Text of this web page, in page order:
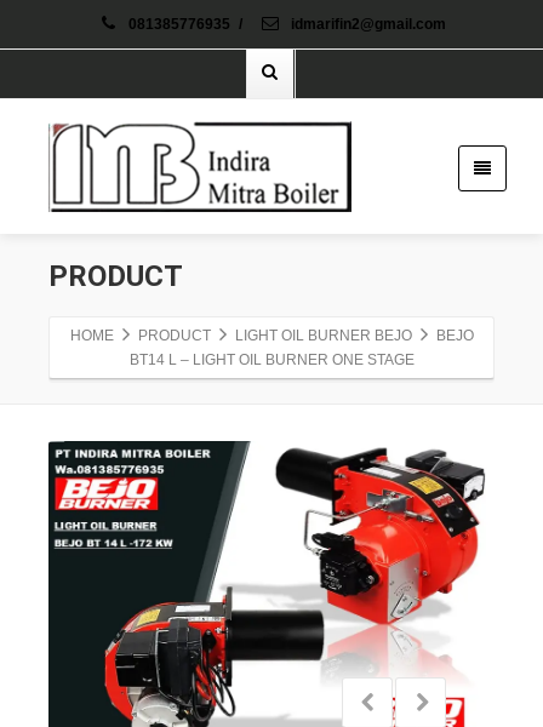
081385776935 / idmarifin2@gmail.com
PRODUCT
HOME PRODUCT LIGHT OIL BURNER BEJO
BEJO
BT14 L – LIGHT OIL BURNER ONE STAGE